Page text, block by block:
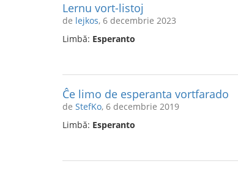
Lernu vort-listoj
de lejkos, 6 decembrie 2023
Limbă: Esperanto
Ĉe limo de esperanta vortfarado
de StefKo, 6 decembrie 2019
Limbă: Esperanto